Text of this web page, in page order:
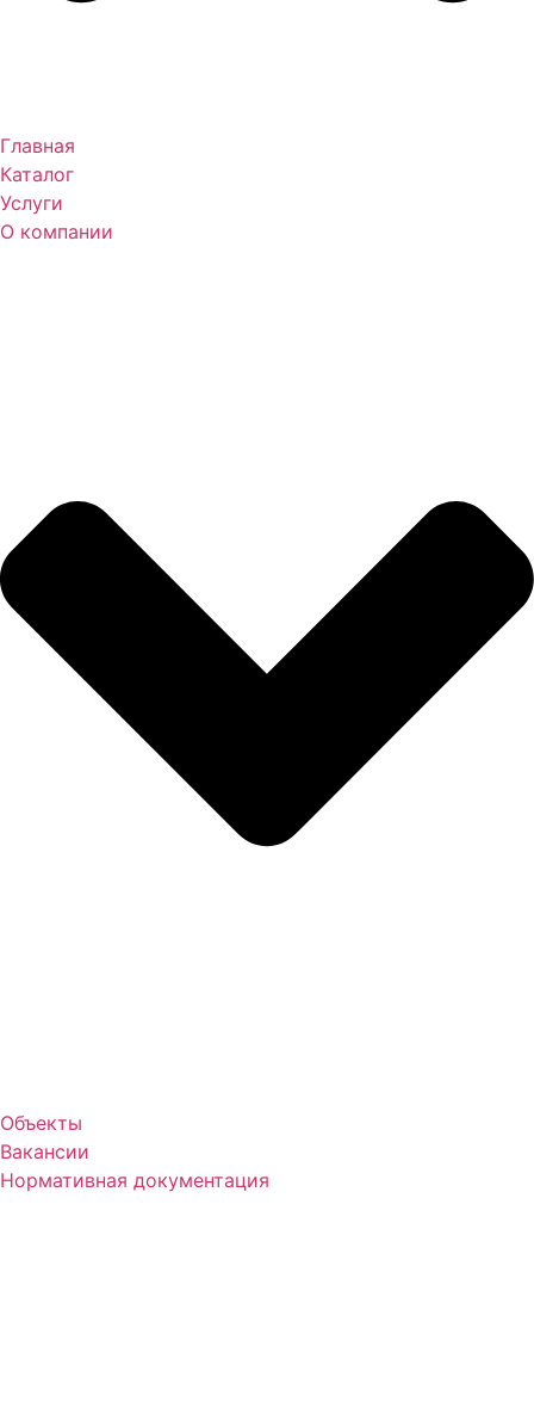
Главная
Каталог
Услуги
О компании
Объекты
Вакансии
Нормативная документация